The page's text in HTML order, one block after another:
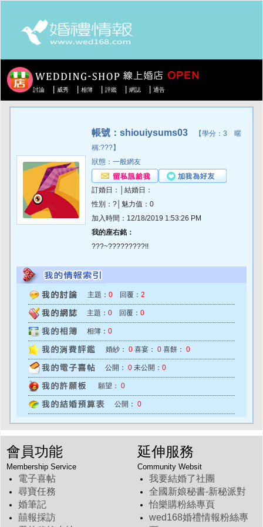
討論 威秀 相簿 評鑑 網誌 通告
帳號：shiouiysums03 【學分：3 暱
稱:???】
狀態：一般網友
訂婚日：│結婚日：
性別：?│魅力值：0
加入時間：12/18/2019 1:53:26 PM
我的座右銘：
???~?????????!!
主題： 0 回覆： 2
主題： 0 回覆： 0
相簿： 0
婚紗： 0 喜宴： 0 喜餅： 0
公開： 0 未公開： 0
願望： 0
公開： 0
會員功能
Membership Service
電子喜帖
尋寶任務
婚筆記
囍報採訪
延伸服務
Community Websit
我要結婚了社團
全國新娘秘書-新秘派對
怡樂購粉絲專頁
wed168婚禮情報粉絲專